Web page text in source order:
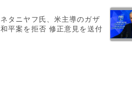
ネタニヤフ氏、米主導のガザ
和平案を拒否 修正意見を送付